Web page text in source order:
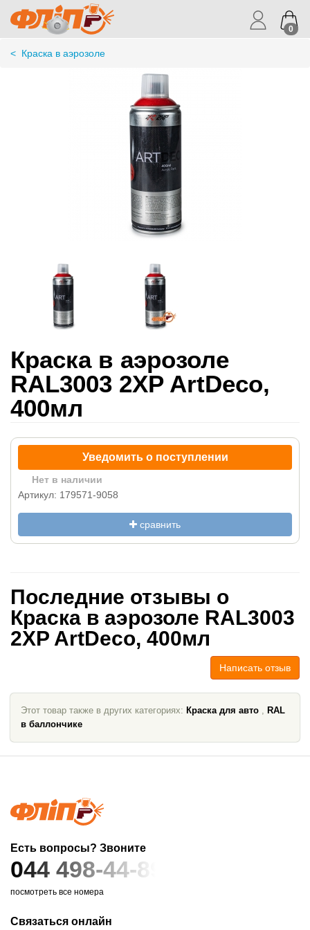
0
< Краска в аэрозоле
Краска в аэрозоле
RAL3003 2XP ArtDeco,
400мл
Уведомить о поступлении
Нет в наличии
Артикул: 179571-9058
сравнить
Последние отзывы о
Краска в аэрозоле RAL3003
2XP ArtDeco, 400мл
Написать отзыв
Этот товар также в других категориях: Краска для авто , RAL
в баллончике
Есть вопросы? Звоните
044 498-44-89
посмотреть все номера
Связаться онлайн